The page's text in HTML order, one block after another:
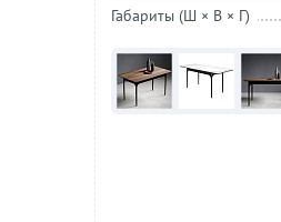
Габариты (Ш × В × Г)